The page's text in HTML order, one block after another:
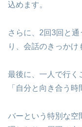
込めます。
さらに、2回3回と
り、会話のきっかけ
最後に、一人で行く
「自分と向き合う
バーという特別な空